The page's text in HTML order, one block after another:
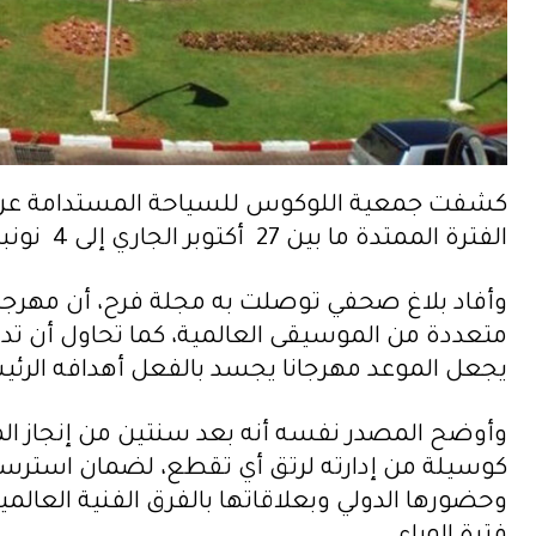
كشفت جمعية اللوكوس للسياحة المستدامة عن
الفترة الممتدة ما بين 27 أكتوبر الجاري إلى 4 نونبر المقبل.
وأفاد بلاغ صحفي توصلت به مجلة فرح، أن
متعددة من الموسيقى العالمية، كما تحاول أن
يجعل الموعد مهرجانا يجسد بالفعل أهدافه
كوسيلة من إدارته لرتق أي تقطع، لضمان
وحضورها الدولي وبعلاقاتها بالفرق الفنية